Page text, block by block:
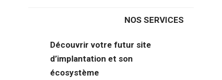
NOS SERVICES
Découvrir votre futur site
d’implantation et son
écosystème
A louer local d’activité de 225 m²
proche centre-ville de Calais (62)